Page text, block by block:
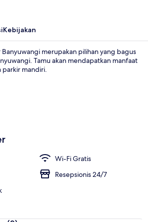
Kebijakan
merupakan pilihan yang bagus
Tamu akan mendapatkan manfaat
parkir mandiri.
Wi-Fi Gratis
Resepsionis 24/7